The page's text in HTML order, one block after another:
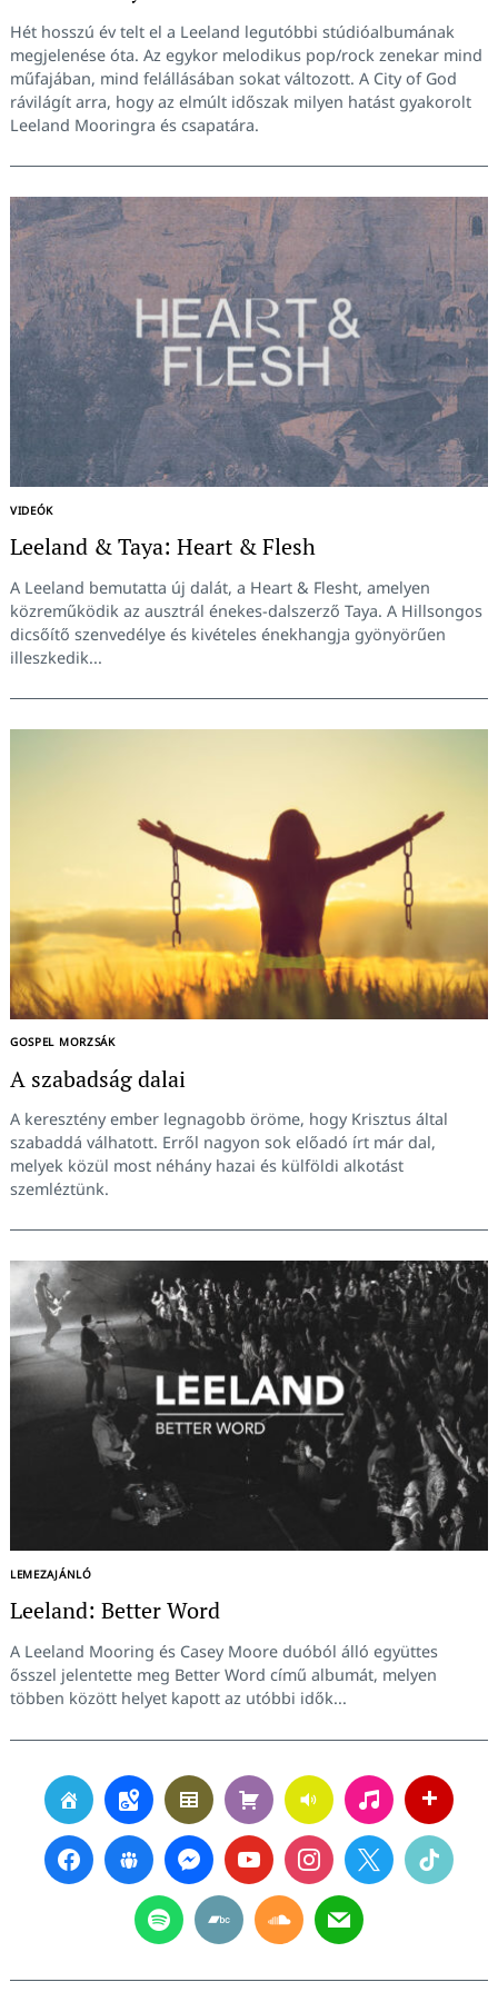
Hét hosszú év telt el a Leeland legutóbbi stúdióalbumának
megjelenése óta. Az egykor melodikus pop/rock zenekar mind
műfajában, mind felállásában sokat változott. A City of God
rávilágít arra, hogy az elmúlt időszak milyen hatást gyakorolt
Leeland Mooringra és csapatára.
VIDEÓK
Leeland & Taya: Heart & Flesh
A Leeland bemutatta új dalát, a Heart & Flesht, amelyen
közreműködik az ausztrál énekes-dalszerző Taya. A Hillsongos
dicsőítő szenvedélye és kivételes énekhangja gyönyörűen
illeszkedik...
GOSPEL MORZSÁK
A szabadság dalai
A keresztény ember legnagobb öröme, hogy Krisztus által
szabaddá válhatott. Erről nagyon sok előadó írt már dal,
melyek közül most néhány hazai és külföldi alkotást
szemléztünk.
LEMEZAJÁNLÓ
Leeland: Better Word
A Leeland Mooring és Casey Moore duóból álló együttes
ősszel jelentette meg Better Word című albumát, melyen
többen között helyet kapott az utóbbi idők...
Keresés: